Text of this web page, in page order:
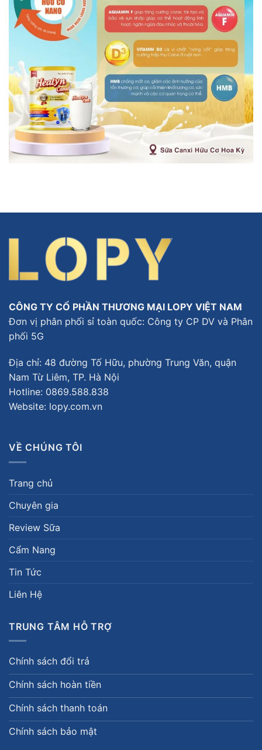
CÔNG TY CỔ PHẦN THƯƠNG MẠI LOPY VIỆT NAM
Đơn vị phân phối sỉ toàn quốc: Công ty CP DV và Phân
phối 5G
Địa chỉ: 48 đường Tố Hữu, phường Trung Văn, quận
Nam Từ Liêm, TP. Hà Nội
Hotline: 0869.588.838
Website: lopy.com.vn
VỀ CHÚNG TÔI
Trang chủ
Chuyên gia
Review Sữa
Cẩm Nang
Tin Tức
Liên Hệ
TRUNG TÂM HỖ TRỢ
Chính sách đổi trả
Chính sách hoàn tiền
Chính sách thanh toán
Chính sách bảo mật